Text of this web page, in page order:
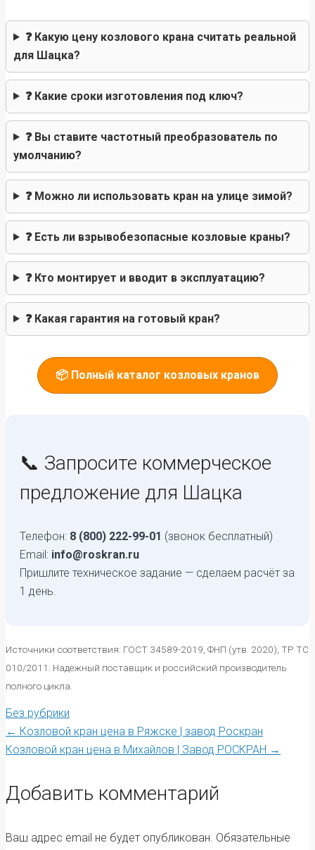
❓ Какую цену козлового крана считать реальной
для Шацка?
❓ Какие сроки изготовления под ключ?
❓ Вы ставите частотный преобразователь по
умолчанию?
❓ Можно ли использовать кран на улице зимой?
❓ Есть ли взрывобезопасные козловые краны?
❓ Кто монтирует и вводит в эксплуатацию?
❓ Какая гарантия на готовый кран?
📦 Полный каталог козловых кранов
📞 Запросите коммерческое
предложение для Шацка
Телефон: 8 (800) 222-99-01 (звонок бесплатный)
Email: info@roskran.ru
Пришлите техническое задание — сделаем расчёт за
1 день.
Источники соответствия: ГОСТ 34589-2019, ФНП (утв. 2020), ТР ТС
010/2011. Надёжный поставщик и российский производитель
полного цикла.
Без рубрики
Post
navigation
← Козловой кран цена в Ряжске | завод Роскран
Козловой кран цена в Михайлов | Завод РОСКРАН →
Добавить комментарий
Ваш адрес email не будет опубликован. Обязательные